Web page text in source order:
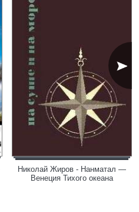
Николай Жиров - Нанматал —
Венеция Тихого океана